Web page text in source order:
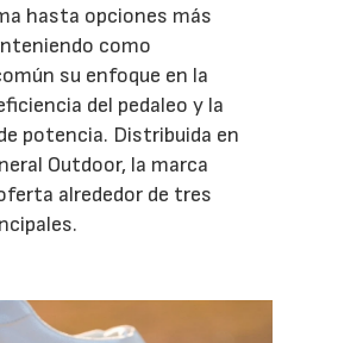
hasta opciones más
como
su enfoque en la
del pedaleo y la
potencia. Distribuida en
Outdoor, la marca
alrededor de tres